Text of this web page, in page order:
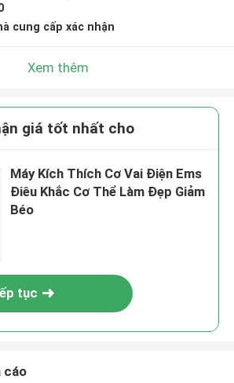
cung cấp xác nhận
Xem thêm
giá tốt nhất cho
Máy Kích Thích Cơ Vai Điện Ems
Điêu Khắc Cơ Thể Làm Đẹp Giảm
Béo
tục
cáo